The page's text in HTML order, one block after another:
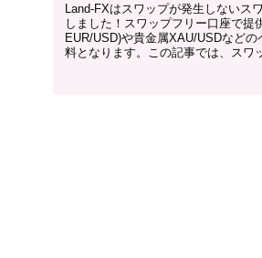
Land-FXはスワップが発生しないス
しました！スワップフリー口座で提
EUR/USD)や貴金属XAU/USDなど
料となります。この記事では、スワ